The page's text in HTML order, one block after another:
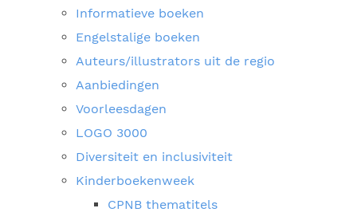
Informatieve boeken
Engelstalige boeken
Auteurs/illustrators uit de regio
Aanbiedingen
Voorleesdagen
LOGO 3000
Diversiteit en inclusiviteit
Kinderboekenweek
CPNB thematitels